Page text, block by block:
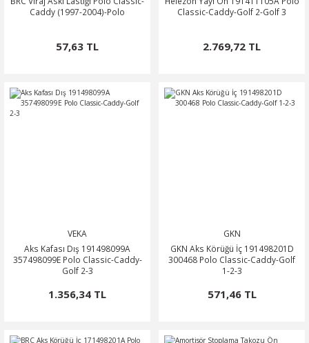
Caddy (1997-2004)-Polo
57,63 TL
Classic-Caddy-Golf 2-Golf 3
2.769,72 TL
VEKA
Aks Kafası Dış 191498099A
357498099E Polo Classic-Caddy-
Golf 2-3
1.356,34 TL
GKN
GKN Aks Körüğü İç 191498201D
300468 Polo Classic-Caddy-Golf
1-2-3
571,46 TL